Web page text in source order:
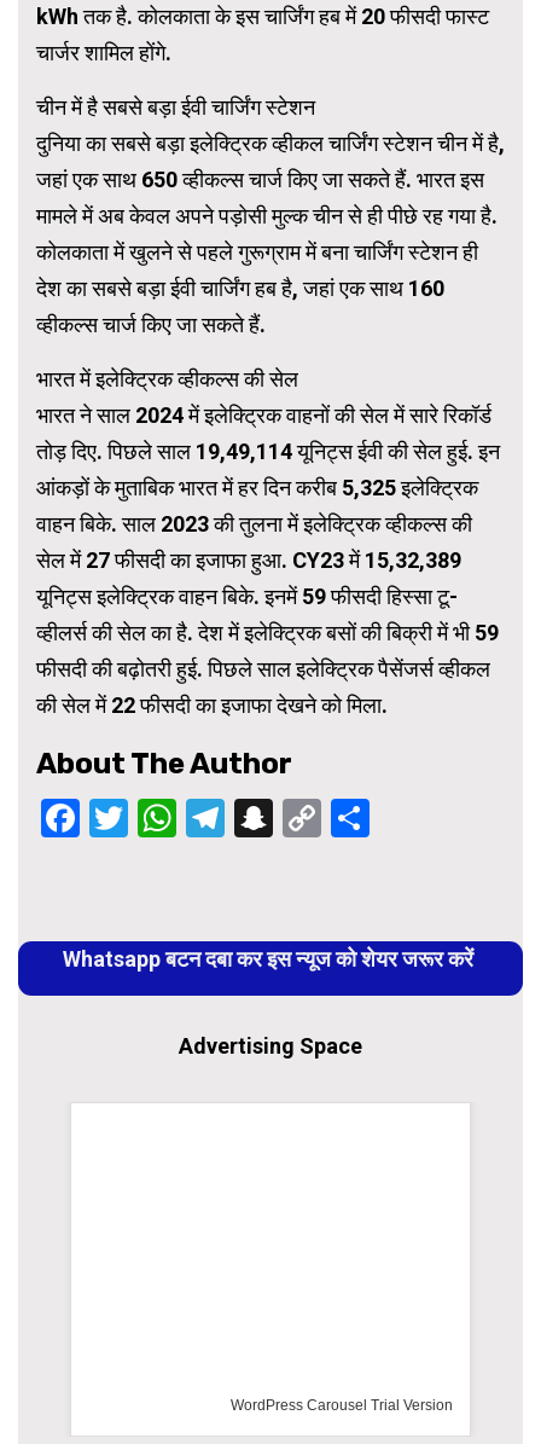
kWh तक है. कोलकाता के इस चार्जिंग हब में 20 फीसदी फास्ट
चार्जर शामिल होंगे.
चीन में है सबसे बड़ा ईवी चार्जिंग स्टेशन
दुनिया का सबसे बड़ा इलेक्ट्रिक व्हीकल चार्जिंग स्टेशन चीन में है,
जहां एक साथ 650 व्हीकल्स चार्ज किए जा सकते हैं. भारत इस
मामले में अब केवल अपने पड़ोसी मुल्क चीन से ही पीछे रह गया है.
कोलकाता में खुलने से पहले गुरूग्राम में बना चार्जिंग स्टेशन ही
देश का सबसे बड़ा ईवी चार्जिंग हब है, जहां एक साथ 160
व्हीकल्स चार्ज किए जा सकते हैं.
भारत में इलेक्ट्रिक व्हीकल्स की सेल
भारत ने साल 2024 में इलेक्ट्रिक वाहनों की सेल में सारे रिकॉर्ड
तोड़ दिए. पिछले साल 19,49,114 यूनिट्स ईवी की सेल हुई. इन
आंकड़ों के मुताबिक भारत में हर दिन करीब 5,325 इलेक्ट्रिक
वाहन बिके. साल 2023 की तुलना में इलेक्ट्रिक व्हीकल्स की
सेल में 27 फीसदी का इजाफा हुआ. CY23 में 15,32,389
यूनिट्स इलेक्ट्रिक वाहन बिके. इनमें 59 फीसदी हिस्सा टू-
व्हीलर्स की सेल का है. देश में इलेक्ट्रिक बसों की बिक्री में भी 59
फीसदी की बढ़ोतरी हुई. पिछले साल इलेक्ट्रिक पैसेंजर्स व्हीकल
की सेल में 22 फीसदी का इजाफा देखने को मिला.
About The Author
Facebook
Twitter
WhatsApp
Telegram
Snapchat
Copy
Reading
Whatsapp बटन दबा कर इस न्यूज को शेयर जरूर करें
Advertising Space
WordPress Carousel Trial Version